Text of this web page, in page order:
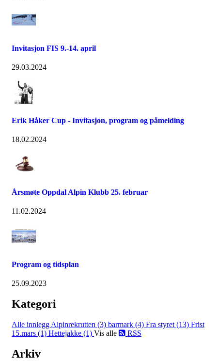
Invitasjon FIS 9.-14. april
29.03.2024
Erik Håker Cup - Invitasjon, program og påmelding
18.02.2024
Årsmøte Oppdal Alpin Klubb 25. februar
11.02.2024
Program og tidsplan
25.09.2023
Kategori
Alle innlegg Alpinrekrutten (3) barmark (4) Fra styret (13) Frist
15.mars (1) Hettejakke (1) Vis alle RSS
Arkiv